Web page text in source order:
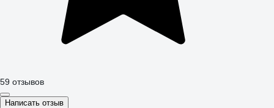
59 отзывов
Написать отзыв